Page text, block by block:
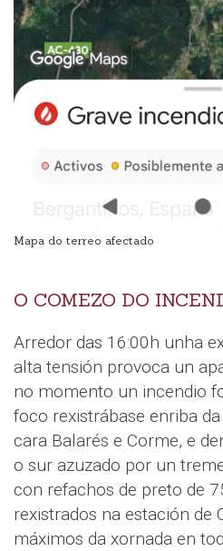
Mapa do terreo afectado
O COMEZO DO
Arredor das 16:00h unha
alta tensión provoca un
no momento un incendio
foco rexistrábase enriba
cara Balarés e Corme, e
o sur azuzado por un
con refachos de preto de
rexistrados na estación de
máximos da xornada en